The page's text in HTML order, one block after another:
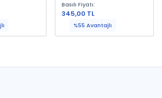
Basılı Fiyatı:
345,00 TL
%55 Avantajlı